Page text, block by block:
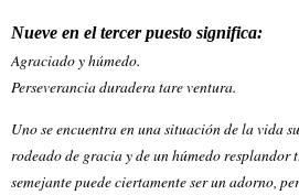
Nueve en el tercer puesto significa:
Agraciado y húmedo.
Perseverancia duradera tare ventura.
Uno se encuentra en una situación de la vida
rodeado de gracia y de un húmedo
semejante puede ciertamente ser un adorno,